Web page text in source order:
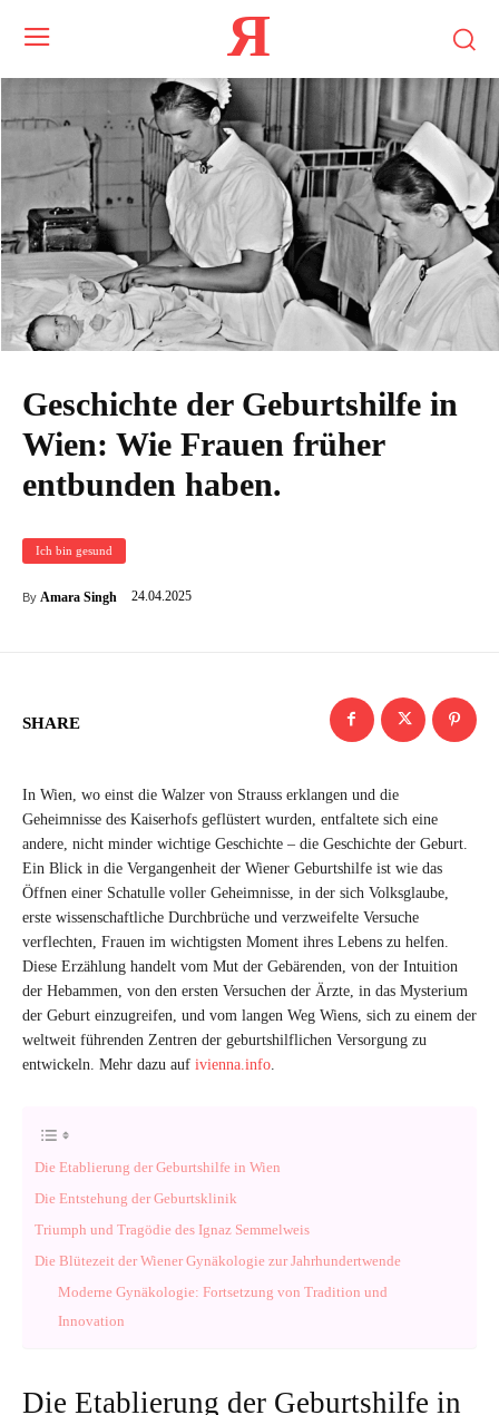
Я
Geschichte der Geburtshilfe in
Wien: Wie Frauen früher
entbunden haben.
Ich bin gesund
By Amara Singh 24.04.2025
SHARE
In Wien, wo einst die Walzer von Strauss erklangen und die
Geheimnisse des Kaiserhofs geflüstert wurden, entfaltete sich eine
andere, nicht minder wichtige Geschichte – die Geschichte der Geburt.
Ein Blick in die Vergangenheit der Wiener Geburtshilfe ist wie das
Öffnen einer Schatulle voller Geheimnisse, in der sich Volksglaube,
erste wissenschaftliche Durchbrüche und verzweifelte Versuche
verflechten, Frauen im wichtigsten Moment ihres Lebens zu helfen.
Diese Erzählung handelt vom Mut der Gebärenden, von der Intuition
der Hebammen, von den ersten Versuchen der Ärzte, in das Mysterium
der Geburt einzugreifen, und vom langen Weg Wiens, sich zu einem der
weltweit führenden Zentren der geburtshilflichen Versorgung zu
entwickeln. Mehr dazu auf ivienna.info
Die Etablierung der Geburtshilfe in Wien
Die Entstehung der Geburtsklinik
Triumph und Tragödie des Ignaz Semmelweis
Die Blütezeit der Wiener Gynäkologie zur Jahrhundertwende
Moderne Gynäkologie: Fortsetzung von Tradition und
Innovation
Die Etablierung der Geburtshilfe in